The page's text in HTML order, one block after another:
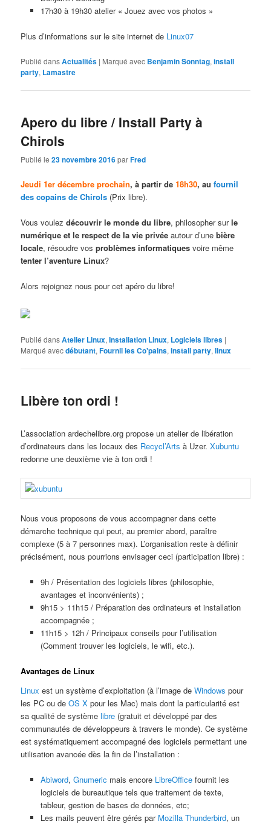
17h30 à 19h30 atelier « Jouez avec vos photos »
Plus d’informations sur le site internet de Linux07
Publié dansActualités | Marqué avec Benjamin Sonntag,install
party, Lamastre
Apero du libre / Install Party à
Chirols
Publié le23 novembre 2016parFred
Jeudi 1er décembre prochain, à partir de18h30, aufournil
des copains de Chirols (Prix libre).
Vous voulezdécouvrir le monde du libre, philosopher surle
numérique et le respect de la vie privée autour d’unebière
locale, résoudre vosproblèmes informatiques voire même
tenter l’aventure Linux?
Alors rejoignez nous pour cet apéro du libre!
Publié dansAtelier Linux,Installation Linux, Logiciels libres |
Marqué avecdébutant,Fournil les Co'pains,install party,linux
Libère ton ordi !
L’association ardechelibre.org propose un atelier de libération
d’ordinateurs dans les locaux des Recycl’Arts à Uzer.Xubuntu
redonne une deuxième vie à ton ordi !
Nous vous proposons de vous accompagner dans cette
démarche technique qui peut, au premier abord, paraître
complexe (5 à 7 personnes max). L’organisation reste à définir
précisément, nous pourrions envisager ceci (participation libre) :
9h / Présentation des logiciels libres (philosophie,
avantages et inconvénients) ;
9h15 > 11h15 / Préparation des ordinateurs et installation
accompagnée ;
11h15 > 12h / Principaux conseils pour l’utilisation
(Comment trouver les logiciels, le wifi, etc.).
Avantages de Linux
Linux est un système d’exploitation (à l’image deWindows pour
les PC ou deOS X pour les Mac) mais dont la particularité est
sa qualité de systèmelibre (gratuit et développé par des
communautés de développeurs à travers le monde). Ce système
est systématiquement accompagné des logiciels permettant une
utilisation avancée dès la fin de l’installation :
Abiword, Gnumeric mais encore LibreOfficefournit les
logiciels de bureautique tels que traitement de texte,
tableur, gestion de bases de données, etc;
Les mails peuvent être gérés par Mozilla Thunderbird, un